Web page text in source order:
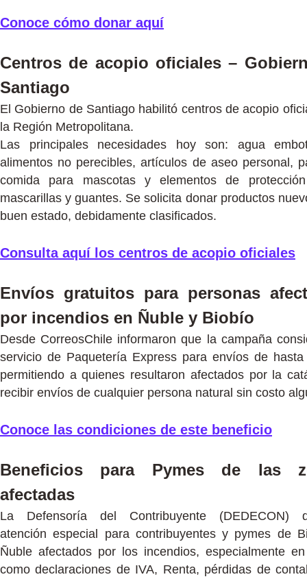
Conoce cómo donar aquí
Centros de acopio oficiales –
Santiago
El Gobierno de Santiago habilitó centros de acopio
la Región Metropolitana.
Las principales necesidades hoy son: agua
alimentos no perecibles, artículos de aseo personal,
comida para mascotas y elementos de
mascarillas y guantes. Se solicita donar productos
buen estado, debidamente clasificados.
Consulta aquí los centros de acopio oficiales
Envíos gratuitos para personas
por incendios en Ñuble y Biobío
Desde CorreosChile informaron que la campaña
servicio de Paquetería Express para envíos de
permitiendo a quienes resultaron afectados por la
recibir envíos de cualquier persona natural sin costo
Conoce las condiciones de este beneficio
Beneficios para Pymes de las
afectadas
La Defensoría del Contribuyente (DEDECON)
atención especial para contribuyentes y pymes de
Ñuble afectados por los incendios, especialmente
como declaraciones de IVA, Renta, pérdidas de